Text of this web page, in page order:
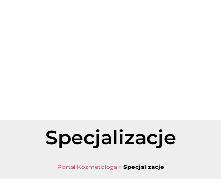
Specjalizacje
Portal Kosmetologa » Specjalizacje